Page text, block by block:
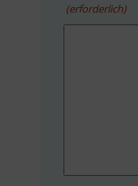
(erforderlich)